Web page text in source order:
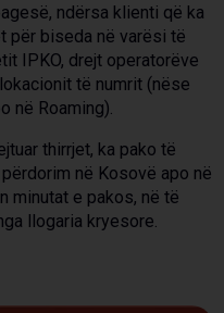
ndërsa klienti që ka
për biseda në varësi të
IPKO, drejt operatorëve
të numrit (nëse
në Roaming).
thirrjet, ka pako të
në Kosovë apo në
minutat e pakos, në të
llogaria kryesore.